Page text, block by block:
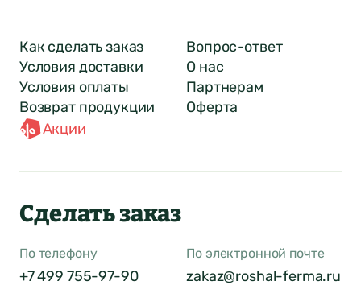
Как сделать заказ
Условия доставки
Условия оплаты
Возврат продукции
Акции
Вопрос-ответ
О нас
Партнерам
Оферта
Сделать заказ
По телефону
+7 499 755-97-90
По электронной почте
zakaz@roshal-ferma.ru